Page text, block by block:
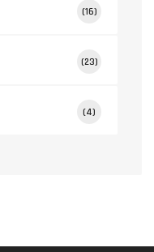
(16)
(23)
(4)